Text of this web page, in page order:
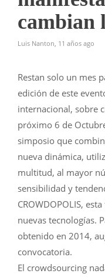
cambian
Luis Nanton, 11 años ago
Restan solo un mes
edición de este
internacional, sobre
próximo 6 de
simposio que
nueva dinámica,
multitud, al mayor
sensibilidad y
CROWDOPOLIS,
nuevas tecnologías.
obtenido en 2014,
convocatoria.
El crowdsourcing